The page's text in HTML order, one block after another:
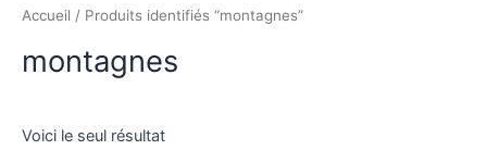
Accueil / Produits identifiés “montagnes”
montagnes
Voici le seul résultat